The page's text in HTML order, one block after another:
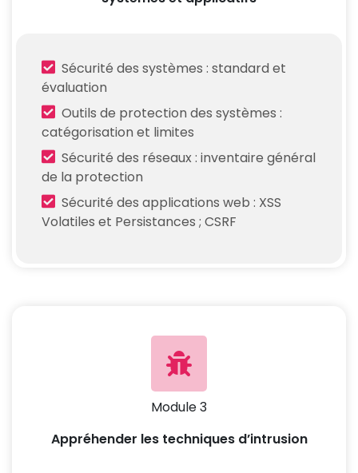
Sécurité des systèmes : standard et
évaluation
Outils de protection des systèmes :
catégorisation et limites
Sécurité des réseaux : inventaire général
de la protection
Sécurité des applications web : XSS
Volatiles et Persistances ; CSRF
Module 3
Appréhender les techniques d’intrusion